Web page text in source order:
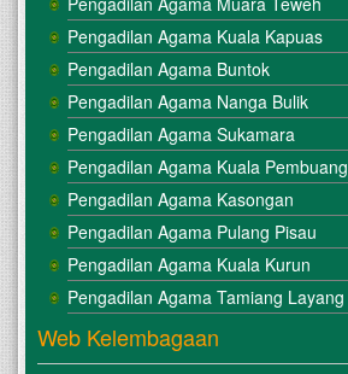
Pengadilan Agama Kuala Kapuas
Pengadilan Agama Buntok
Pengadilan Agama Nanga Bulik
Pengadilan Agama Sukamara
Pengadilan Agama Kuala Pembuang
Pengadilan Agama Kasongan
Pengadilan Agama Pulang Pisau
Pengadilan Agama Kuala Kurun
Pengadilan Agama Tamiang Layang
Web Kelembagaan